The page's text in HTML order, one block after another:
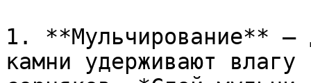
1. **Мульчирование** –
камни удерживают